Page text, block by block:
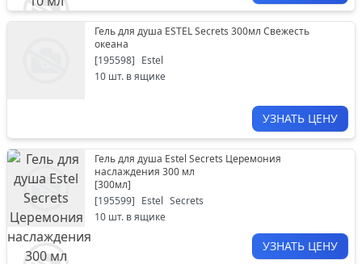
Гель для душа ESTEL Secrets 300мл Свежесть
океана
[195598] Estel
10 шт. в ящике
УЗНАТЬ ЦЕНУ
Гель для душа Estel Secrets Церемония
наслаждения 300 мл
[300мл]
[195599] Estel Secrets
10 шт. в ящике
УЗНАТЬ ЦЕНУ